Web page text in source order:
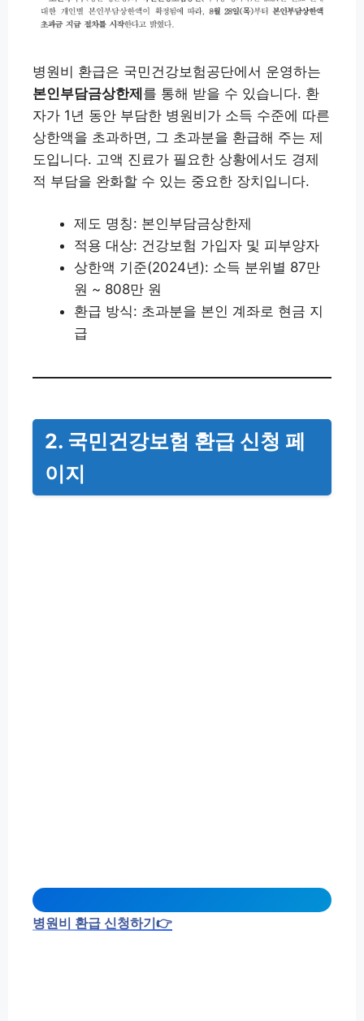
병원비 환급은 국민건강보험공단에서 운영하는
본인부담금상한제를 통해 받을 수 있습니다. 환
자가 1년 동안 부담한 병원비가 소득 수준에 따른
상한액을 초과하면, 그 초과분을 환급해 주는 제
도입니다. 고액 진료가 필요한 상황에서도 경제
적 부담을 완화할 수 있는 중요한 장치입니다.
제도 명칭: 본인부담금상한제
적용 대상: 건강보험 가입자 및 피부양자
상한액 기준(2024년): 소득 분위별 87만
원 ~ 808만 원
환급 방식: 초과분을 본인 계좌로 현금 지
급
2. 국민건강보험 환급 신청 페
이지
병원비 환급 신청하기👉